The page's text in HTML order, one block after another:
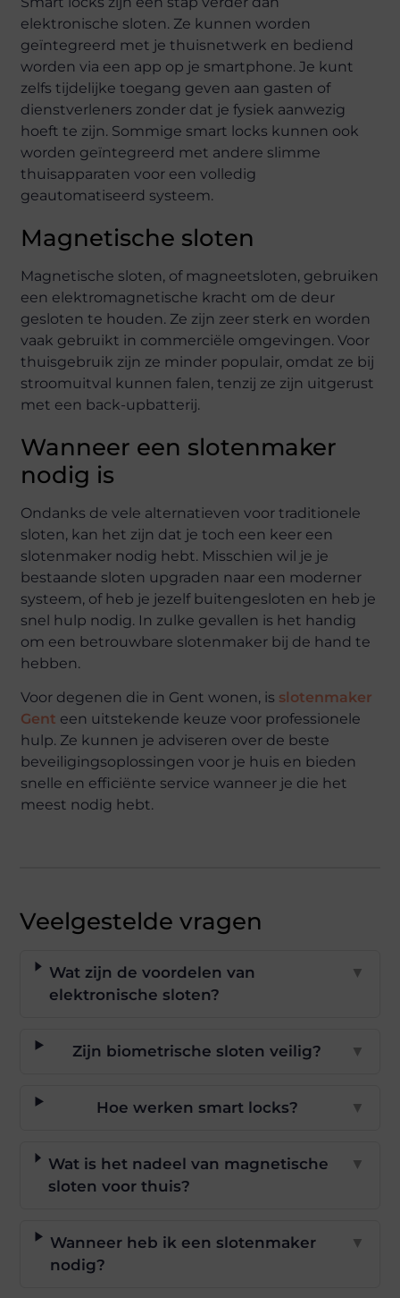
elektronische sloten. Ze kunnen worden
geïntegreerd met je thuisnetwerk en bediend
worden via een app op je smartphone. Je kunt
zelfs tijdelijke toegang geven aan gasten of
dienstverleners zonder dat je fysiek aanwezig
hoeft te zijn. Sommige smart locks kunnen ook
worden geïntegreerd met andere slimme
thuisapparaten voor een volledig
geautomatiseerd systeem.
Magnetische sloten
Magnetische sloten, of magneetsloten, gebruiken
een elektromagnetische kracht om de deur
gesloten te houden. Ze zijn zeer sterk en worden
vaak gebruikt in commerciële omgevingen. Voor
thuisgebruik zijn ze minder populair, omdat ze bij
stroomuitval kunnen falen, tenzij ze zijn uitgerust
met een back-upbatterij.
Wanneer een slotenmaker
nodig is
Ondanks de vele alternatieven voor traditionele
sloten, kan het zijn dat je toch een keer een
slotenmaker nodig hebt. Misschien wil je je
bestaande sloten upgraden naar een moderner
systeem, of heb je jezelf buitengesloten en heb je
snel hulp nodig. In zulke gevallen is het handig
om een betrouwbare slotenmaker bij de hand te
hebben.
Voor degenen die in Gent wonen, is slotenmaker
Gent een uitstekende keuze voor professionele
hulp. Ze kunnen je adviseren over de beste
beveiligingsoplossingen voor je huis en bieden
snelle en efficiënte service wanneer je die het
meest nodig hebt.
Veelgestelde vragen
Wat zijn de voordelen van
elektronische sloten?
▼
Zijn biometrische sloten veilig? ▼
Hoe werken smart locks? ▼
Wat is het nadeel van magnetische
sloten voor thuis?
▼
Wanneer heb ik een slotenmaker
nodig?
▼